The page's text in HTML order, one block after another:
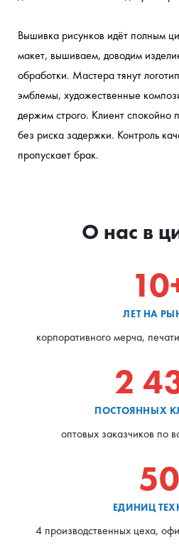
Вышивка рисунков идёт полным
макет, вышиваем, доводим
обработки. Мастера тянут
эмблемы, художественные
держим строго. Клиент спокойно
без риска задержки. Контроль
пропускает брак.
О нас в
ЛЕТ НА
корпоративного мерча,
2
ПОСТОЯННЫХ
оптовых заказчиков по
50
ЕДИНИЦ
4 производственных цеха,